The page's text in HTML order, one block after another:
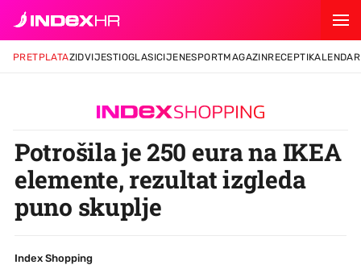
PRETPLATAZIDVIJESTIOGLASICIJENESPORTMAGAZINRECEPTIKALENDAR
Potrošila je 250 eura na IKEA
elemente, rezultat izgleda
puno skuplje
Index Shopping